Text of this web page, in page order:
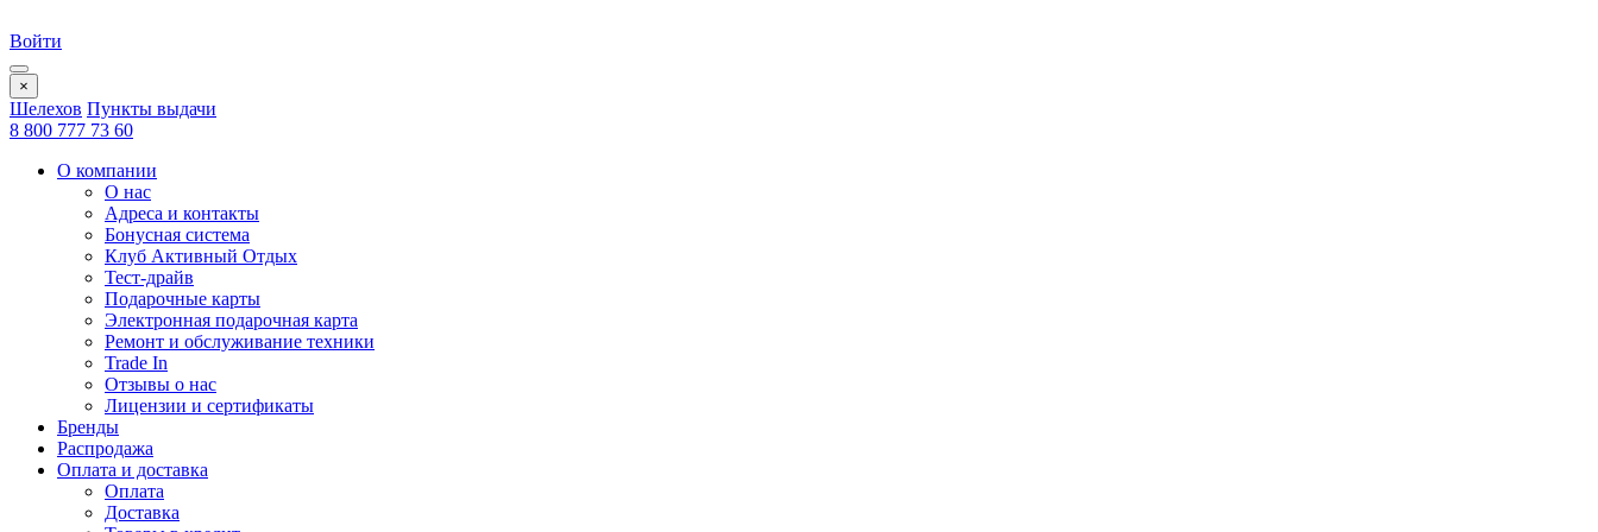
Войти
×
Шелехов Пункты выдачи
8 800 777 73 60
О компании
О нас
Адреса и контакты
Бонусная система
Клуб Активный Отдых
Тест-драйв
Подарочные карты
Электронная подарочная карта
Ремонт и обслуживание техники
Trade In
Отзывы о нас
Лицензии и сертификаты
Бренды
Распродажа
Оплата и доставка
Оплата
Доставка